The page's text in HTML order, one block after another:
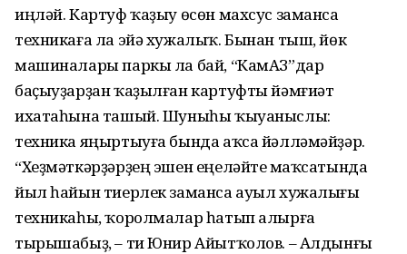
иңләй. Картуф ҡаҙыу өсөн махсус заманса
техникаға ла эйә хужалыҡ. Бынан тыш, йөк
машиналары паркы ла бай, “КамАЗ”дар
баҫыуҙарҙан ҡаҙылған картуфты йәмғиәт
ихатаһына ташый. Шуныһы ҡыуа­ныс­лы:
техника яңыртыуға бында аҡса йәл­ләмәйҙәр.
“Хеҙмәткәрҙәрҙең эшен еңеләйтеү маҡсатында
йыл һайын тиерлек заманса ауыл хужалығы
техникаһы, ҡоролмалар һатып алырға
тырышабыҙ, – ти Юнир Айытҡолов. – Алдынғы